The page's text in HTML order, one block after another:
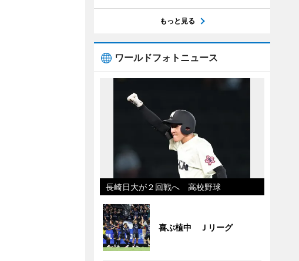
もっと見る
ワールドフォトニュース
長崎日大が２回戦へ 高校野球
喜ぶ植中 Ｊリーグ